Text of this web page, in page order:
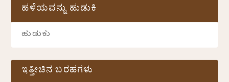
ಹಳೆಯವನ್ನು ಹುಡುಕಿ
ಇತ್ತೀಚಿನ ಬರಹಗಳು